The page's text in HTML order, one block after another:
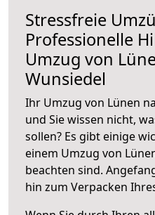
Stressfreie
Professionelle
Umzug von
Wunsiedel
Ihr Umzug von Lünen
und Sie wissen nicht,
sollen? Es gibt einige
einem Umzug von
beachten sind.
hin zum Verpacken